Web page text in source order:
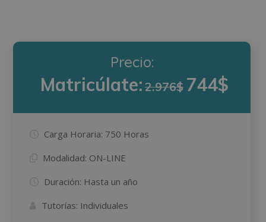
Precio:
Matricúlate:2.976$ 744$
Carga Horaria: 750 Horas
Modalidad: ON-LINE
Duración: Hasta un año
Tutorías: Individuales